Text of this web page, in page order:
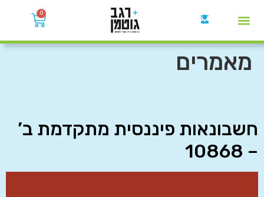
0
מאמרים
חשבונאות פיננסית מתקדמת ב’
– 10868